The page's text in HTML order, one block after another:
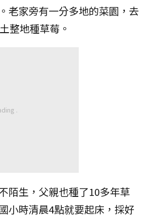
老家旁有一分多地的菜園，去
整地種草莓。
陌生，父親也種了10多年草
小時清晨4點就要起床，採好